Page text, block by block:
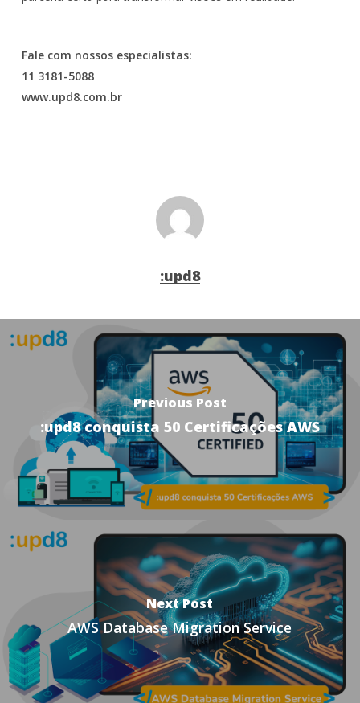
Fale com nossos especialistas:
11 3181-5088
www.upd8.com.br
:upd8
Previous Post
:upd8 conquista 50 Certificações AWS
Next Post
AWS Database Migration Service